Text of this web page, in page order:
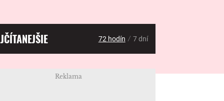
72 hodín / 7 dní
Reklama